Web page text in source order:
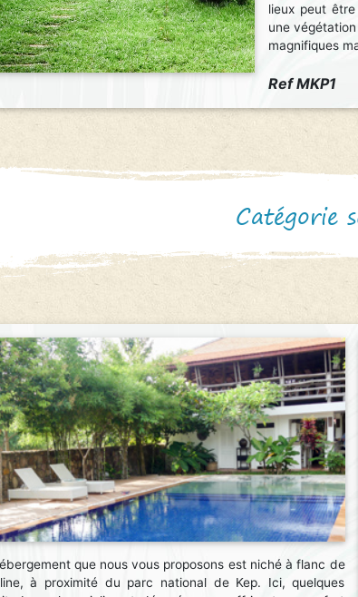
lieux peut
une
magnifiques
Ref MKP1
Catégorie
que nous vous proposons est niché à flanc de
à proximité du parc national de Kep. Ici, quelques